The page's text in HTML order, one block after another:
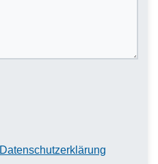
Datenschutzerklärung